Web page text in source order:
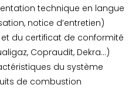
technique en langue
notice d’entretien)
du certificat de conformité
Copraudit, Dekra…)
du système
de combustion